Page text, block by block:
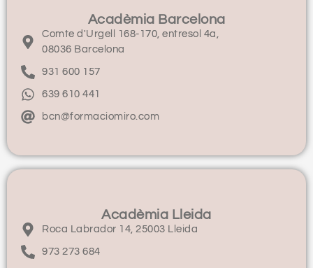
Acadèmia Barcelona
Comte d'Urgell 168-170, entresol 4a,
08036 Barcelona
931 600 157
639 610 441
bcn@formaciomiro.com
Acadèmia Lleida
Roca Labrador 14, 25003 Lleida
973 273 684